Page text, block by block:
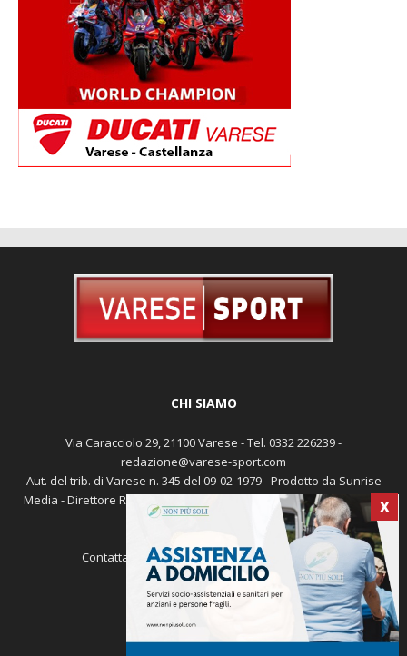
X
CHI SIAMO
Via Caracciolo 29, 21100 Varese - Tel. 0332 226239 -
redazione@varese-sport.com
Aut. del trib. di Varese n. 345 del 09-02-1979 - Prodotto da Sunrise
Media - Direttore Responsabile: Michele Marocco -Cookie policy
Pubblicità
Contattaci: redazione@varese-sport.com
SEGUICI